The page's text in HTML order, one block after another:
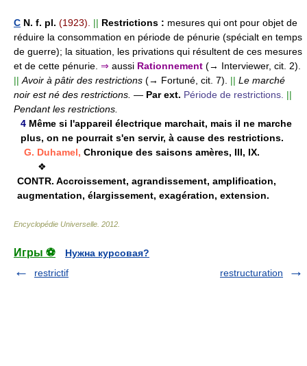
C N. f. pl. (1923). || Restrictions : mesures qui ont pour objet de
réduire la consommation en période de pénurie (spécialt en temps
de guerre); la situation, les privations qui résultent de ces mesures
et de cette pénurie. ⇒ aussi Rationnement (→ Interviewer, cit. 2).
|| Avoir à pâtir des restrictions (→ Fortuné, cit. 7). || Le marché
noir est né des restrictions. — Par ext. Période de restrictions. ||
Pendant les restrictions.
4 Même si l'appareil électrique marchait, mais il ne marche
plus, on ne pourrait s'en servir, à cause des restrictions.
G. Duhamel, Chronique des saisons amères, III, IX.
❖
CONTR. Accroissement, agrandissement, amplification,
augmentation, élargissement, exagération, extension.
Encyclopédie Universelle 2012
Игры ⚽
Нужна курсовая?
restrictif
restructuration